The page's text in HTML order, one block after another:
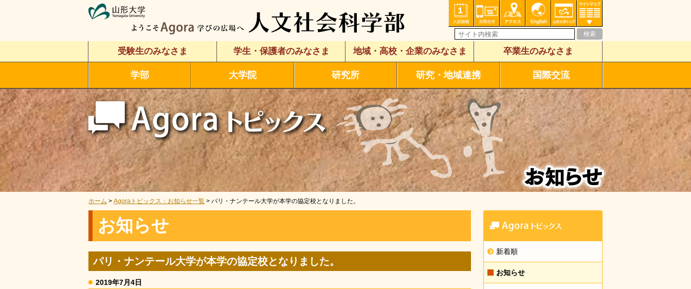
受験生のみなさま 学生・保護者のみなさま 地域・高校・企業のみなさま 卒業生のみなさま
学部 大学院 研究所 研究・地域連携 国際交流
ホーム > Agoraトピックス：お知らせ一覧 > パリ・ナンテール大学が本学の協定校となりました。
お知らせ
パリ・ナンテール大学が本学の協定校となりました。
2019年7月4日
新着順
お知らせ